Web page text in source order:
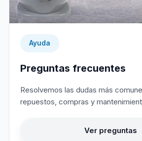
Ayuda
Preguntas frecuentes
Resolvemos las dudas más
repuestos, compras y
Ver preguntas